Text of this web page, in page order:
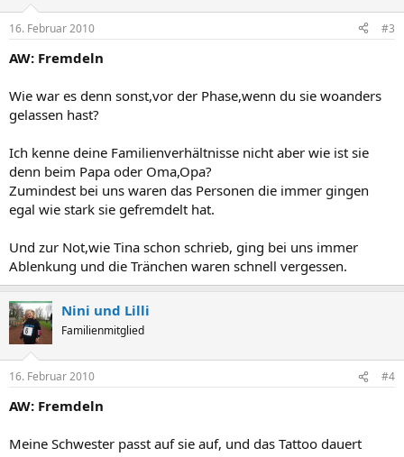
16. Februar 2010 #3
AW: Fremdeln
Wie war es denn sonst,vor der Phase,wenn du sie woanders
gelassen hast?
Ich kenne deine Familienverhältnisse nicht aber wie ist sie
denn beim Papa oder Oma,Opa?
Zumindest bei uns waren das Personen die immer gingen
egal wie stark sie gefremdelt hat.
Und zur Not,wie Tina schon schrieb, ging bei uns immer
Ablenkung und die Tränchen waren schnell vergessen.
Nini und Lilli
Familienmitglied
16. Februar 2010 #4
AW: Fremdeln
Meine Schwester passt auf sie auf, und das Tattoo dauert